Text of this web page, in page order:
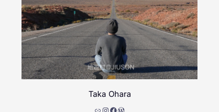
Taka Ohara
リンク Instagram Facebook WordPress